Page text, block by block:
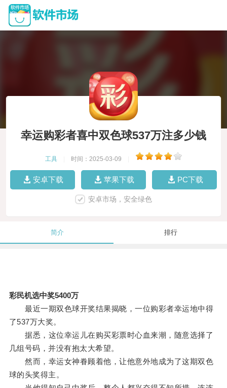
幸运购彩者喜中双色球537万注多少钱
工具 时间：2025-03-09
安卓下载 苹果下载 PC下载
安卓市场，安全绿色
简介 排行
彩民机选中奖5400万
最近一期双色球开奖结果揭晓，一位购彩者幸运地中得
了537万大奖。
据悉，这位幸运儿在购买彩票时心血来潮，随意选择了
几组号码，并没有抱太大希望。
然而，幸运女神眷顾着他，让他意外地成为了这期双色
球的头奖得主。